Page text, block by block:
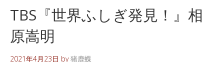
TBS『世界ふしぎ発見！』相
原嵩明
2021年4月23日 by猪鹿蝶